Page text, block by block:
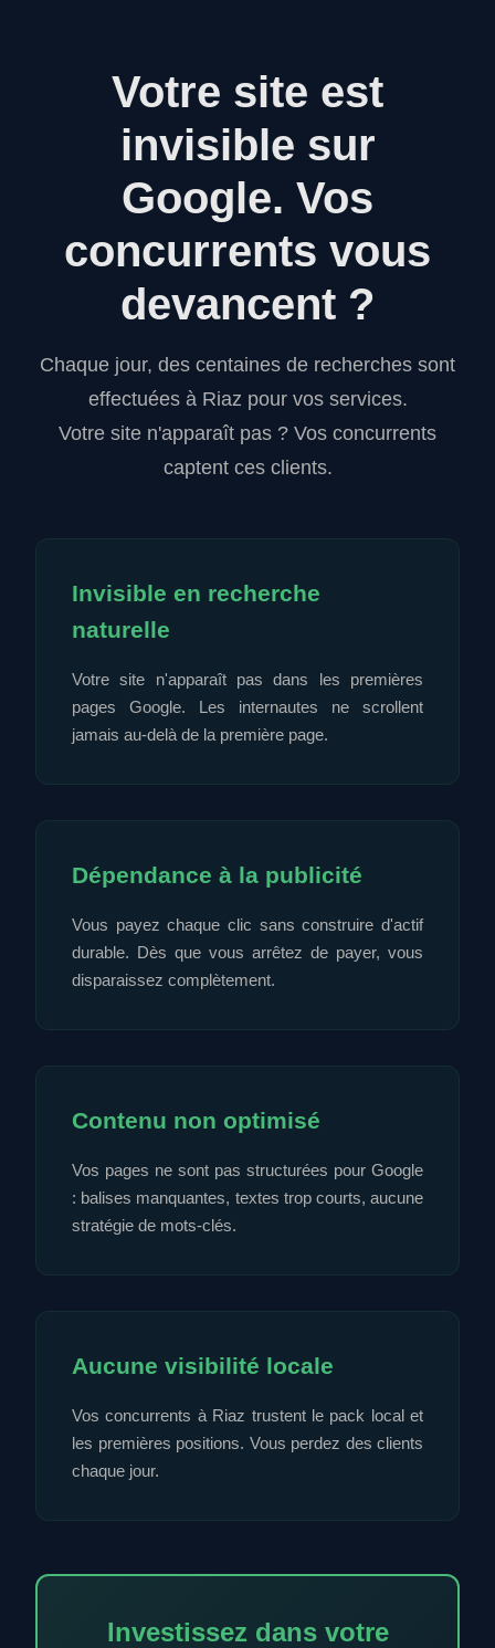
Votre site est
invisible sur
Google. Vos
concurrents vous
devancent ?
Chaque jour, des centaines de recherches sont
effectuées à Riaz pour vos services.
Votre site n'apparaît pas ? Vos concurrents
captent ces clients.
Invisible en recherche
naturelle
Votre site n'apparaît pas dans les premières
pages Google. Les internautes ne scrollent
jamais au-delà de la première page.
Dépendance à la publicité
Vous payez chaque clic sans construire d'actif
durable. Dès que vous arrêtez de payer, vous
disparaissez complètement.
Contenu non optimisé
Vos pages ne sont pas structurées pour Google
: balises manquantes, textes trop courts, aucune
stratégie de mots-clés.
Aucune visibilité locale
Vos concurrents à Riaz trustent le pack local et
les premières positions. Vous perdez des clients
chaque jour.
Investissez dans votre